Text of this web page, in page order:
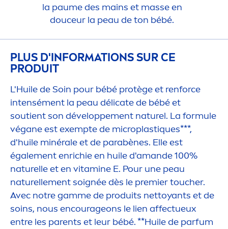
la paume des mains et masse en
douceur la peau de ton bébé.
PLUS D'INFORMATIONS SUR CE
PRODUIT
L'Huile de Soin pour bébé protège et renforce
intensément la peau délicate de bébé et
soutient son développement naturel. La formule
végane est exempte de microplastiques***,
d'huile minérale et de parabènes. Elle est
également enrichie en huile d'amande 100%
naturelle et en vitamine E. Pour une peau
naturellement soignée dès le premier toucher.
Avec notre gamme de produits nettoyants et de
soins, nous encourageons le lien affectueux
entre les parents et leur bébé. **Huile de parfum